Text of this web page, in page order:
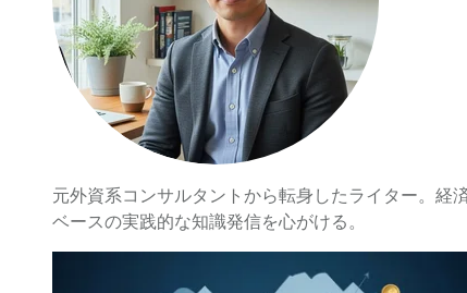
元外資系コンサルタントから転身したライター。経
ベースの実践的な知識発信を心がける。